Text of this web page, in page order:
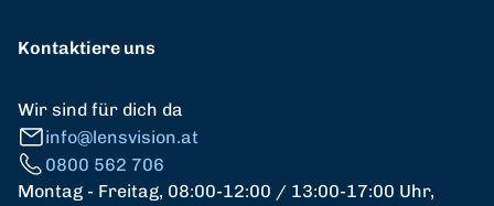
Kontaktiere uns
Wir sind für dich da
info@lensvision.at
0800 562 706
Montag - Freitag, 08:00-12:00 / 13:00-17:00 Uhr,